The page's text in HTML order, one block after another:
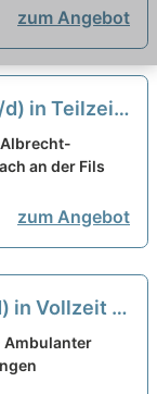
zum Angebot
in Teilzeit
Deinen
an der Fils
zum Angebot
in Vollzeit -
Ambulanter